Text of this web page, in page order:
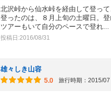
北沢峠から仙水峠を経由して登って
登ったのは、８月上旬の土曜日。登
ツアーもいて自分のペースで登れ
投稿日:2016/08/31
雄々しき山容
5.0
旅行時期：2015/07